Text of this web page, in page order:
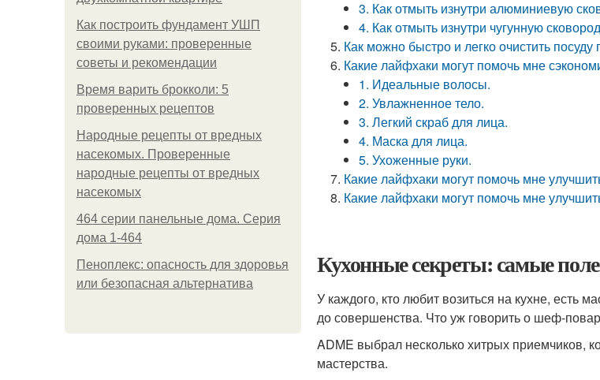
Как построить фундамент УШП
своими руками: проверенные
советы и рекомендации
Время варить брокколи: 5
проверенных рецептов
Народные рецепты от вредных
насекомых. Проверенные
народные рецепты от вредных
насекомых
464 серии панельные дома. Серия
дома 1-464
Пеноплекс: опасность для здоровья
или безопасная альтернатива
3. Как отмыть изнутри алюминиевую
4. Как отмыть изнутри чугунную
Как можно быстро и легко очистить
Какие лайфхаки могут помочь мне
1. Идеальные волосы.
2. Увлажненное тело.
3. Легкий скраб для лица.
4. Маска для лица.
5. Ухоженные руки.
Какие лайфхаки могут помочь мне
Какие лайфхаки могут помочь мне
Кухонные секреты: самые
У каждого, кто любит возиться на кухне, есть
до совершенства. Что уж говорить о шеф-
ADME выбрал несколько хитрых приемчиков,
мастерства.